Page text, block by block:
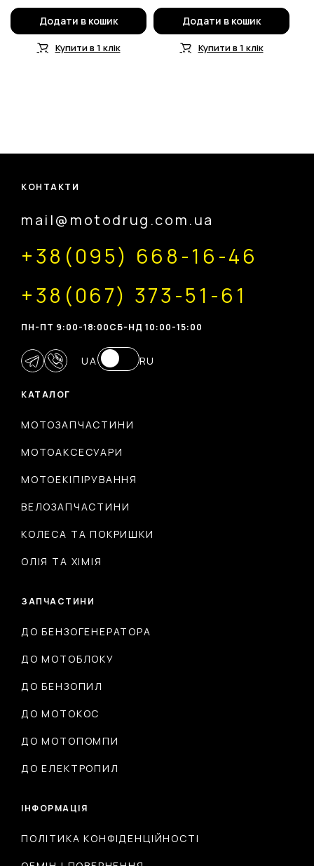
Додати в кошик
Купити в 1 клік
Додати в кошик
Купити в 1 клік
КАТАЛОГ
МОТОЗАПЧАСТИНИ
МОТОАКСЕСУАРИ
МОТОЕКІПІРУВАННЯ
ВЕЛОЗАПЧАСТИНИ
КОЛЕСА ТА ПОКРИШКИ
ОЛІЯ ТА ХІМІЯ
ЗАПЧАСТИНИ
ДО БЕНЗОГЕНЕРАТОРА
ДО МОТОБЛОКУ
ДО БЕНЗОПИЛ
ДО МОТОКОС
ДО МОТОПОМПИ
ДО ЕЛЕКТРОПИЛ
ІНФОРМАЦІЯ
ПОЛІТИКА КОНФІДЕНЦІЙНОСТІ
КОНТАКТИ
mail@motodrug.com.ua
+38(095) 668-16-46
+38(067) 373-51-61
ПН-ПТ 9:00-18:00CБ-НД 10:00-15:00
UA RU